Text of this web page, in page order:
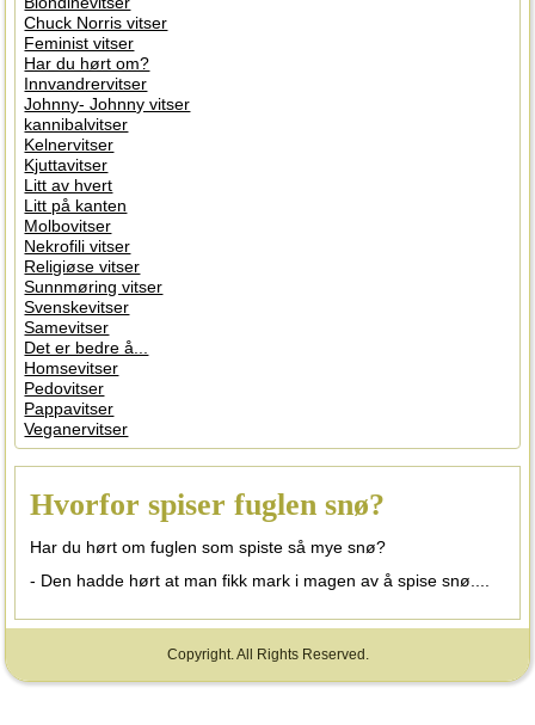
Chuck Norris vitser
Feminist vitser
Har du hørt om?
Innvandrervitser
Johnny- Johnny vitser
kannibalvitser
Kelnervitser
Kjuttavitser
Litt av hvert
Litt på kanten
Molbovitser
Nekrofili vitser
Religiøse vitser
Sunnmøring vitser
Svenskevitser
Samevitser
Det er bedre å...
Homsevitser
Pedovitser
Pappavitser
Veganervitser
Hvorfor spiser fuglen snø?
Har du hørt om fuglen som spiste så mye snø?
- Den hadde hørt at man fikk mark i magen av å spise snø....
Copyright. All Rights Reserved.